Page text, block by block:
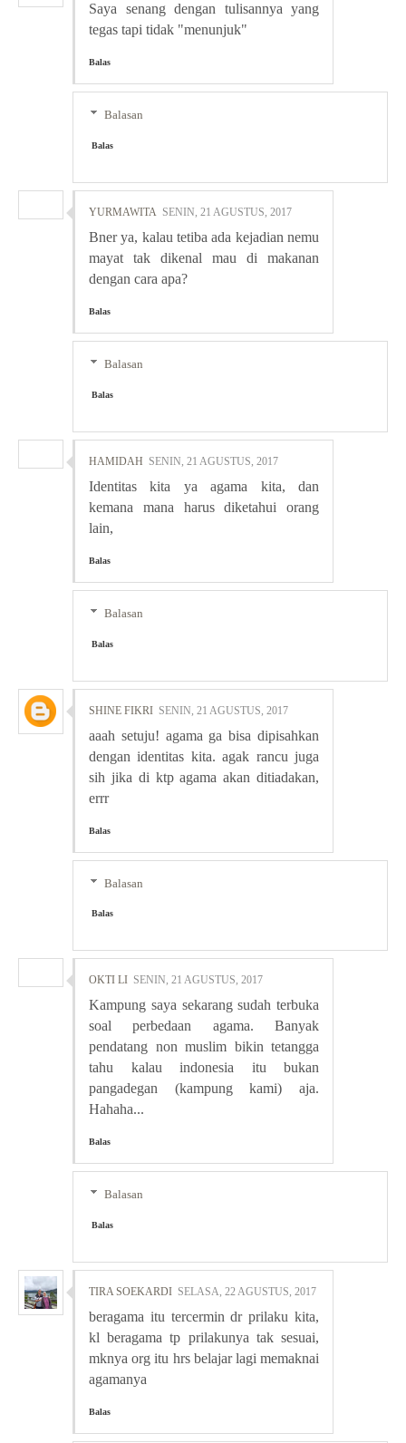
Saya senang dengan tulisannya yang
tegas tapi tidak "menunjuk"
Balas
Balasan
Balas
YURMAWITA SENIN, 21 AGUSTUS, 2017
Bner ya, kalau tetiba ada kejadian nemu
mayat tak dikenal mau di makanan
dengan cara apa?
Balas
Balasan
Balas
HAMIDAH SENIN, 21 AGUSTUS, 2017
Identitas kita ya agama kita, dan
kemana mana harus diketahui orang
lain,
Balas
Balasan
Balas
SHINE FIKRI SENIN, 21 AGUSTUS, 2017
aaah setuju! agama ga bisa dipisahkan
dengan identitas kita. agak rancu juga
sih jika di ktp agama akan ditiadakan,
errr
Balas
Balasan
Balas
OKTI LI SENIN, 21 AGUSTUS, 2017
Kampung saya sekarang sudah terbuka
soal perbedaan agama. Banyak
pendatang non muslim bikin tetangga
tahu kalau indonesia itu bukan
pangadegan (kampung kami) aja.
Hahaha...
Balas
Balasan
Balas
TIRA SOEKARDI SELASA, 22 AGUSTUS, 2017
beragama itu tercermin dr prilaku kita,
kl beragama tp prilakunya tak sesuai,
mknya org itu hrs belajar lagi memaknai
agamanya
Balas